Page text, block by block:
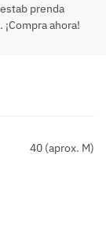
prenda
ahora!
40 (aprox. M)